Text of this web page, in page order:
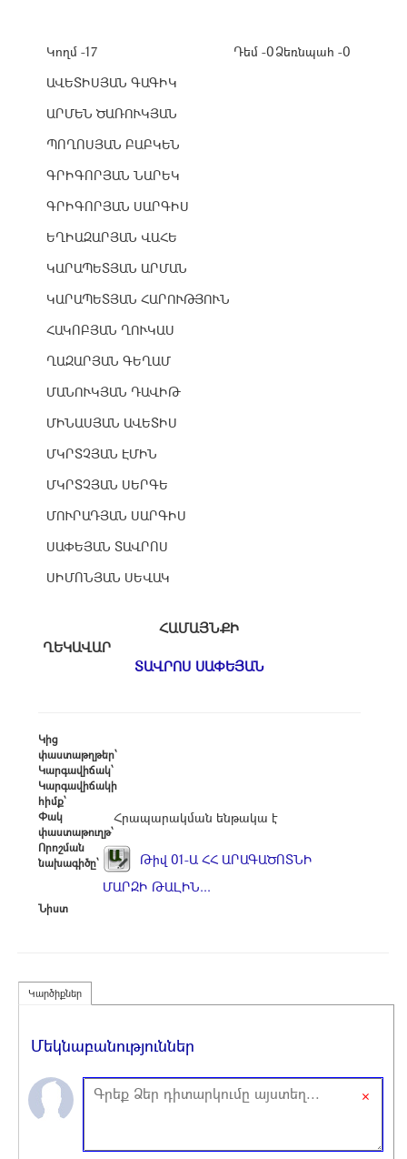
Կողմ -17
ԱՎԵՏԻՍՅԱՆ ԳԱԳԻԿ
ԱՐՄԵՆ ԾԱՌՈՒԿՅԱՆ
ՊՈՂՈՍՅԱՆ ԲԱԲԿԵՆ
ԳՐԻԳՈՐՅԱՆ ՆԱՐԵԿ
ԳՐԻԳՈՐՅԱՆ ՍԱՐԳԻՍ
ԵՂԻԱԶԱՐՅԱՆ ՎԱՀԵ
ԿԱՐԱՊԵՏՅԱՆ ԱՐՄԱՆ
ԿԱՐԱՊԵՏՅԱՆ ՀԱՐՈՒԹՅՈՒՆ
ՀԱԿՈԲՅԱՆ ՂՈՒԿԱՍ
ՂԱԶԱՐՅԱՆ ԳԵՂԱՄ
ՄԱՆՈՒԿՅԱՆ ԴԱՎԻԹ
ՄԻՆԱՍՅԱՆ ԱՎԵՏԻՍ
ՄԿՐՏՉՅԱՆ ԷՄԻՆ
ՄԿՐՏՉՅԱՆ ՍԵՐԳԵ
ՄՈՒՐԱԴՅԱՆ ՍԱՐԳԻՍ
ՍԱՓԵՅԱՆ ՏԱՎՐՈՍ
ՍԻՄՈՆՅԱՆ ՍԵՎԱԿ
Դեմ -0Ձեռնպահ -0
ՀԱՄԱՅՆՔԻ
ՂԵԿԱՎԱՐ
ՏԱՎՐՈՍ ՍԱՓԵՅԱՆ
Կից
փաստաթղթեր՝
Կարգավիճակ՝
Կարգավիճակի
հիմք՝
Փակ
փաստաթուղթ՝
Հրապարակման ենթակա է
Որոշման
նախագիծը՝
Թիվ 01-Ա ՀՀ ԱՐԱԳԱԾՈՏՆԻ
ՄԱՐԶԻ ԹԱԼԻՆ...
Նիստ
Կարծիքներ
Մեկնաբանություններ
×